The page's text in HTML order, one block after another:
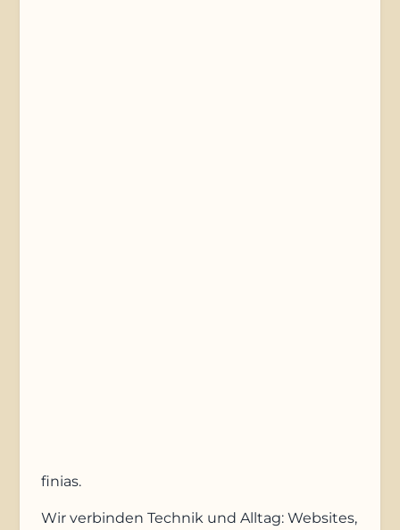
finias.
Wir verbinden Technik und Alltag: Websites,